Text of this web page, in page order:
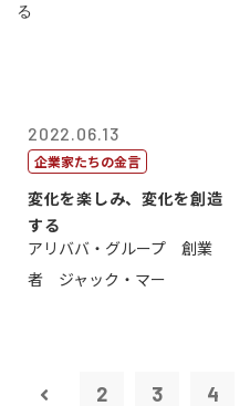
2022.06.13
企業家たちの金言
変化を楽しみ、変化を創造
する
アリババ・グループ 創業
者 ジャック・マー
2 3 4